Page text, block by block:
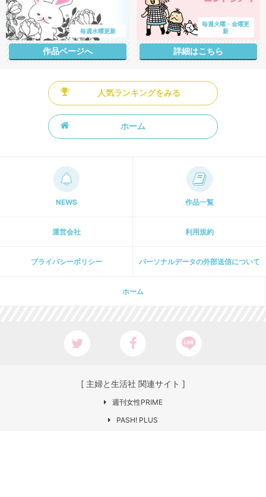
毎週水曜更新
作品ページへ
毎週火曜・金曜更
新
詳細はこちら
人気ランキングをみる
ホーム
NEWS 作品一覧
運営会社 利用規約
プライパシーポリシー パーソナルデータの外部送信について
ホーム
[ 主婦と生活社 関連サイト ]
週刊女性PRIME
PASH! PLUS